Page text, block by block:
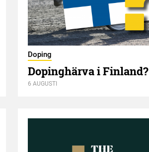
Doping
Dopinghärva i Finland?
6 AUGUSTI